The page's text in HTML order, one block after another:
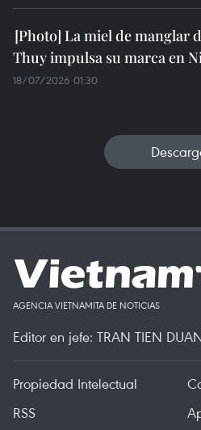
La miel de manglar
Thuy impulsa su marca en
18/07/2026 01:30
AGENCIA VIETNAMITA DE NOTICIAS
Editor en jefe: TRAN TIEN
Propiedad Intelectual
RSS